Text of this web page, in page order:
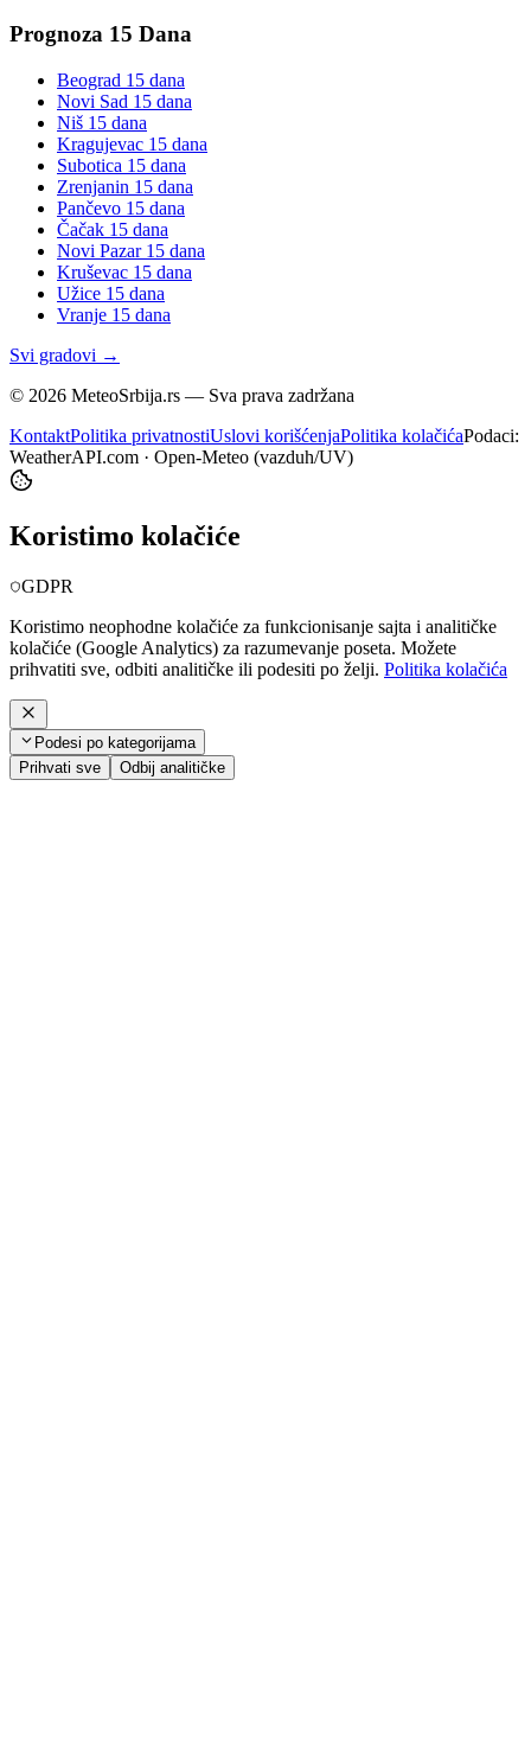
Prognoza 15 Dana
Beograd 15 dana
Novi Sad 15 dana
Niš 15 dana
Kragujevac 15 dana
Subotica 15 dana
Zrenjanin 15 dana
Pančevo 15 dana
Čačak 15 dana
Novi Pazar15 dana
Kruševac 15 dana
Užice 15 dana
Vranje 15 dana
Svi gradovi →
© 2026 MeteoSrbija.rs — Sva prava zadržana
KontaktPolitika privatnostiUslovi korišćenjaPolitika kolačićaPodaci:
WeatherAPI.com · Open-Meteo (vazduh/UV)
Koristimo kolačiće
GDPR
Koristimo neophodne kolačiće za funkcionisanje sajta i analitičke
kolačiće (Google Analytics) za razumevanje poseta. Možete
prihvatiti sve, odbiti analitičke ili podesiti po želji. Politika kolačića
Podesi po kategorijama
Prihvati sve
Odbij analitičke